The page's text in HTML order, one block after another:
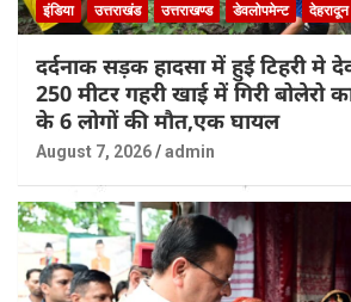
इंडिया उत्तराखंड उत्तराखण्ड डेवलोपमेन्ट देहरादून
दर्दनाक सड़क हादसा में हुई टिहरी मे
250 मीटर गहरी खाई में गिरी बोलेरो
के 6 लोगों की मौत,एक घायल
August 7, 2026 admin